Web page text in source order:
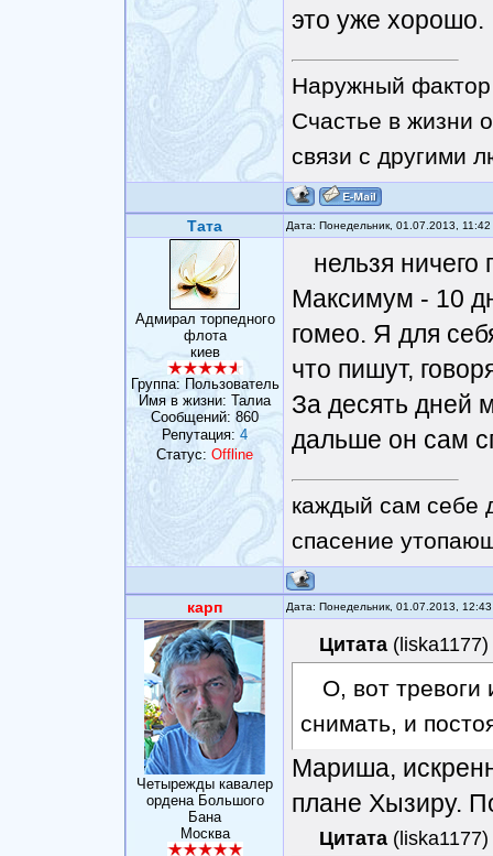
это уже хорошо.
Наружный фактор
Счастье в жизни
связи с другими
Тата Дата: Понедельник, 01.07.2013,
Адмирал торпедного
флота
киев
Группа: Пользователь
Имя в жизни: Талиа
Сообщений: 860
Репутация: 4
Статус: Offline
нельзя
Максимум - 10
гомео. Я для
что пишут,
За десять дней
дальше он сам
каждый сам себе
спасение
карп Дата: Понедельник, 01.07.2013,
Четырежды кавалер
ордена Большого
Бана
Москва
Цитата ( liska1177)
О, вот
снимать, и
Мариша,
плане Хызиру.
Цитата ( liska1177)